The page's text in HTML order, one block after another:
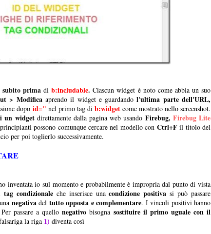
subito primadib:includable. Ciascun widget è noto come abbia un suo
> Modificaaprendo il widget e guardandol'ultima parte dell'URL,
dopo id=" nel primo tag di b:widget come mostrato nello screenshot.
un widgetdirettamente dalla pagina web usando Firebug, Firebug Lite
possono comunque cercare nel modello con Ctrl+Fil titolo del
per poi toglierlo successivamente.
inventata io sul momento e probabilmente è impropria dal punto di vista
tag condizionaleche inserisce unacondizione positiva si può passare
negativa del tutto opposta e complementare. I vincoli positivi hanno
passare a quellonegativobisogna sostituire il primo uguale con il
la riga 1) diventa così